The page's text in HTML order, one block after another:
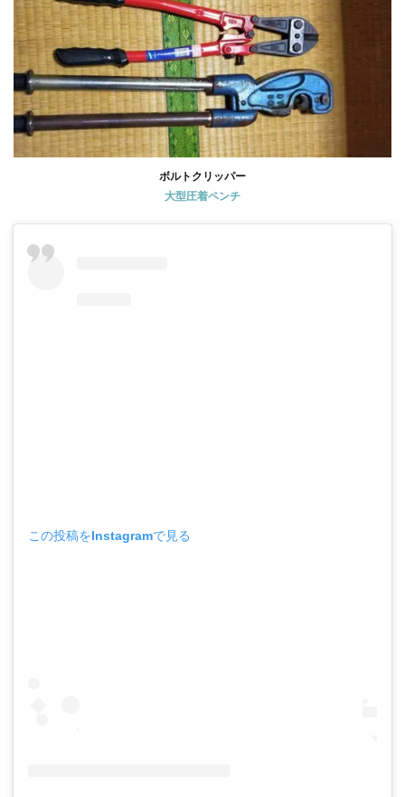
ボルトクリッパー
大型圧着ペンチ
この投稿をInstagramで見る